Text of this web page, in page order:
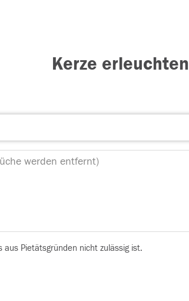
Kerze erleuchten
aus Pietätsgründen nicht zulässig ist.